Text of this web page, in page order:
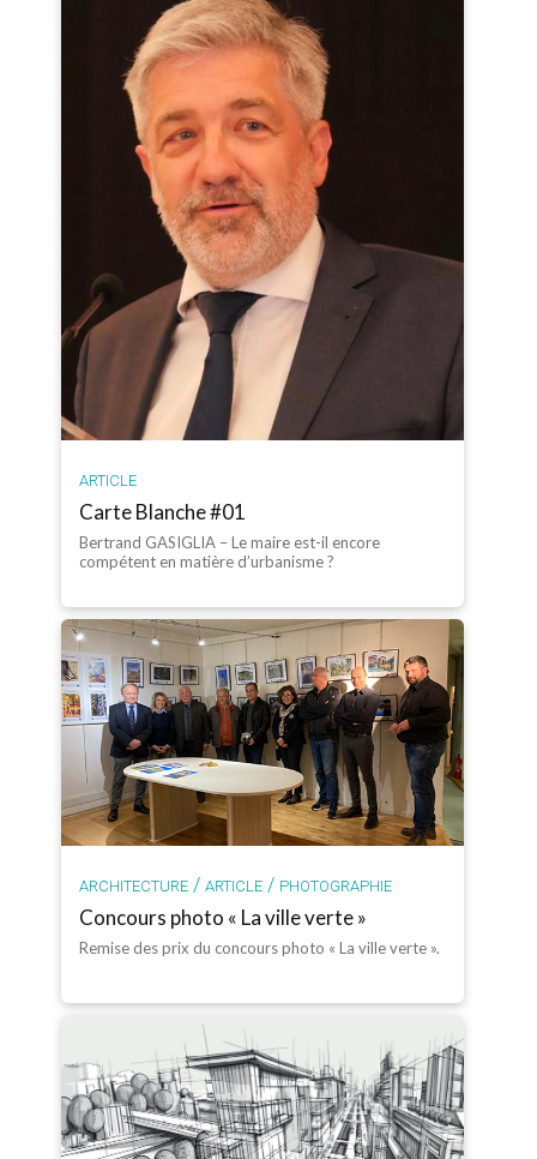
ARTICLE
Carte Blanche #01
Bertrand GASIGLIA – Le maire est-il encore
compétent en matière d’urbanisme ?
ARCHITECTURE /ARTICLE / PHOTOGRAPHIE
Concours photo « La ville verte »
Remise des prix du concours photo « La ville verte ».